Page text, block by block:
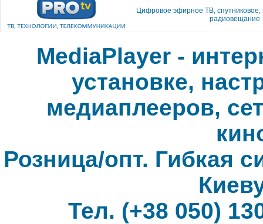
Цифровое эфирное ТВ, спутниковое,
радиовещание
MediaPlayer -
установке,
медиаплееров,
Розница/опт. Гибкая
Тел. (+38 050)